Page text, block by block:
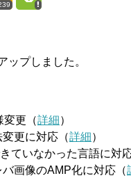
ップしました。
変更（詳細）
更に対応（詳細）
ていなかった言語に対
画像のAMP化に対応（